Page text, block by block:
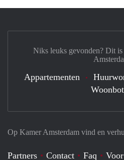
Op Kamer Amsterdam vind en
Partners Contact Faq
Niks leuks gevonden? Dit is
Appartementen